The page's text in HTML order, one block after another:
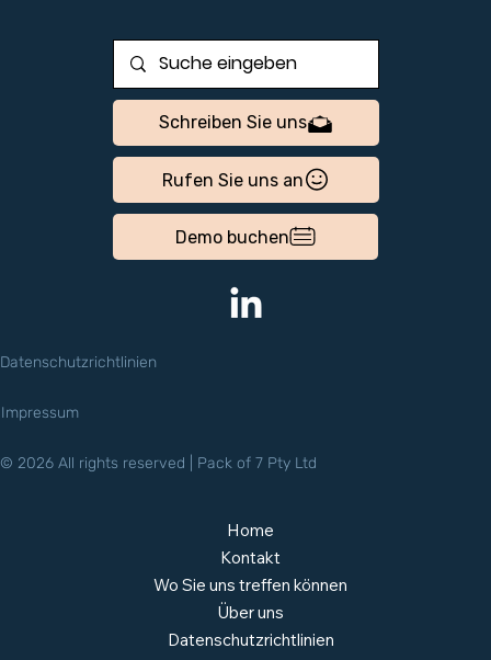
Home
Kontakt
Wo Sie uns treffen können
Über uns
Datenschutzrichtlinien
Schreiben Sie uns
Rufen Sie uns an
Demo buchen
Datenschutzrichtlinien
Impressum
© 2026 All rights reserved | Pack of 7 Pty Ltd